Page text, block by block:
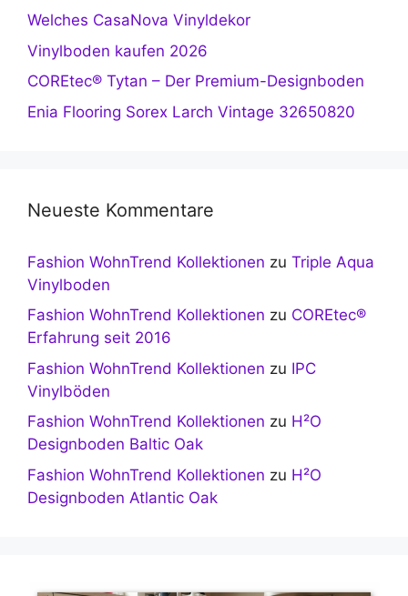
Welches CasaNova Vinyldekor
Vinylboden kaufen 2026
COREtec® Tytan – Der Premium-Designboden
Enia Flooring Sorex Larch Vintage 32650820
Neueste Kommentare
Fashion WohnTrend Kollektionen zu Triple Aqua
Vinylboden
Fashion WohnTrend Kollektionen zu COREtec®
Erfahrung seit 2016
Fashion WohnTrend Kollektionen zu IPC
Vinylböden
Fashion WohnTrend Kollektionen zu H²O
Designboden Baltic Oak
Fashion WohnTrend Kollektionen zu H²O
Designboden Atlantic Oak